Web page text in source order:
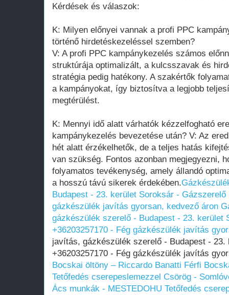
Kérdések és válaszok:
K: Milyen előnyei vannak a profi PPC
történő hirdetéskezeléssel szemben?
V: A profi PPC kampánykezelés számos
struktúrája optimalizált, a kulcsszavak és
stratégia pedig hatékony. A szakértők
a kampányokat, így biztosítva a legjobb
megtérülést.
K: Mennyi idő alatt várhatók kézzelfogható
kampánykezelés bevezetése után? V: Az
hét alatt érzékelhetők, de a teljes hatás
van szükség. Fontos azonban megjegyezni,
folyamatos tevékenység, amely állandó
a hosszú távú sikerek érdekében.
Budapest - 23. kerület Soroksár - Gázszerelő
gázkészülék javítás gyorsan, kedvező áron
gázkészülék szerelő - Budapest - 23. kerület
+36203257170 - Fég gázkészülék javítás
javítás, gázkészülék szerelő - Budapest -
+36203257170 - Fég gázkészülék javítás
Bocskai öltöny – Riccardo Banatti Férfi
Tetőfedés cserepeslemezzel Csörög -
Ács munkák - MESTEDOHU Tetőfedés